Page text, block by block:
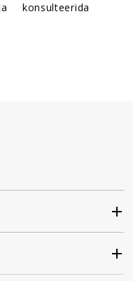
konsulteerida